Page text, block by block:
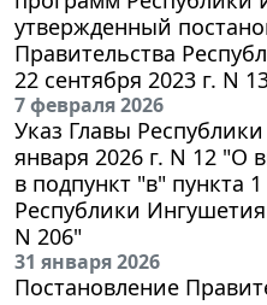
утвержденный
Правительства
22 сентября 2023 г. N
7 февраля 2026
Указ Главы
января 2026 г. N 12 "О
в подпункт "в" пункта
Республики
N 206"
31 января 2026
Постановление